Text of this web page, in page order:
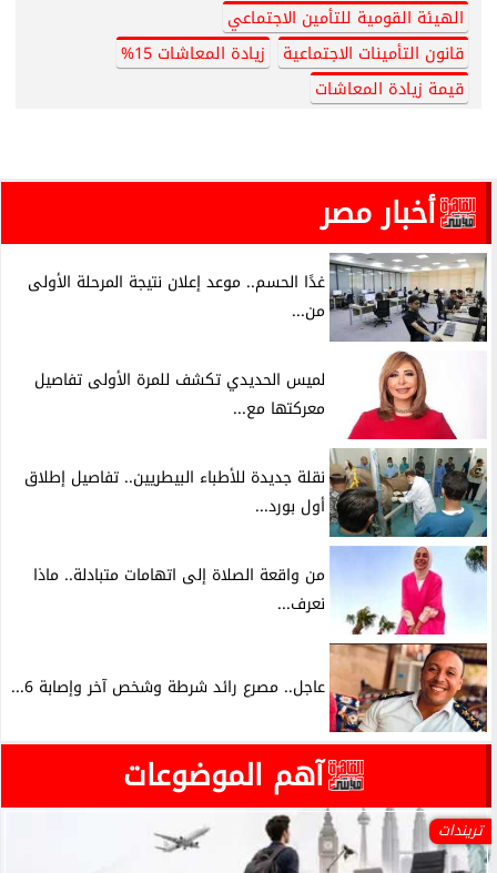
الهيئة القومية للتأمين الاجتماعي
قانون التأمينات الاجتماعية
زيادة المعاشات 15%
قيمة زيادة المعاشات
أخبار مصر
غدًا الحسم.. موعد إعلان نتيجة المرحلة الأولى
من...
لميس الحديدي تكشف للمرة الأولى تفاصيل
معركتها مع...
نقلة جديدة للأطباء البيطريين.. تفاصيل إطلاق
أول بورد...
من واقعة الصلاة إلى اتهامات متبادلة.. ماذا
نعرف...
عاجل.. مصرع رائد شرطة وشخص آخر وإصابة 6...
آهم الموضوعات
تريندات